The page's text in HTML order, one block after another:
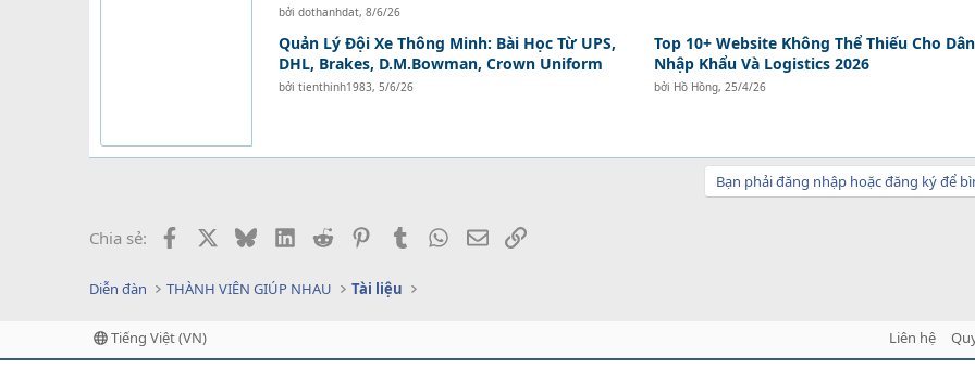
bởi dothanhdat, 8/6/26
Quản Lý Đội Xe Thông Minh: Bài Học Từ UPS,
DHL, Brakes, D.M.Bowman, Crown Uniform
bởi tienthinh1983, 5/6/26
Top 10+ Website Không Thể Thiếu Cho
Nhập Khẩu Và Logistics 2026
bởi Hồ Hồng, 25/4/26
Bạn phải đăng nhập hoặc đăng ký để
Chia sẻ: Facebook BlueskyLinkedIn
Reddit PinterestTumblr WhatsApp
EmailLink
Diễn đàn THÀNH VIÊN GIÚP NHAU Tài liệu
Tiếng Việt (VN) Liên hệ